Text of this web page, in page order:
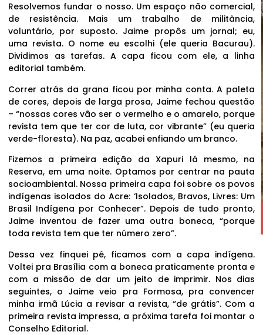
Resolvemos fundar o nosso. Um espaço não comercial,
de resistência. Mais um trabalho de militância,
voluntário, por suposto. Jaime propôs um jornal; eu,
uma revista. O nome eu escolhi (ele queria Bacurau).
Dividimos as tarefas. A capa ficou com ele, a linha
editorial também.
Correr atrás da grana ficou por minha conta. A paleta
de cores, depois de larga prosa, Jaime fechou questão
– “nossas cores vão ser o vermelho e o amarelo, porque
revista tem que ter cor de luta, cor vibrante” (eu queria
verde-floresta). Na paz, acabei enfiando um branco.
Fizemos a primeira edição da Xapuri lá mesmo, na
Reserva, em uma noite. Optamos por centrar na pauta
socioambiental. Nossa primeira capa foi sobre os povos
indígenas isolados do Acre: ‘Isolados, Bravos, Livres: Um
Brasil Indígena por Conhecer”. Depois de tudo pronto,
Jaime inventou de fazer uma outra boneca, “porque
toda revista tem que ter número zero”.
Dessa vez finquei pé, ficamos com a capa indígena.
Voltei pra Brasília com a boneca praticamente pronta e
com a missão de dar um jeito de imprimir. Nos dias
seguintes, o Jaime veio pra Formosa, pra convencer
minha irmã Lúcia a revisar a revista, “de grátis”. Com a
primeira revista impressa, a próxima tarefa foi montar o
Conselho Editorial.